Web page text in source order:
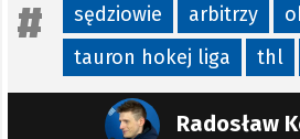
sędziowie arbitrzy
tauron hokej liga
thl
Radosław